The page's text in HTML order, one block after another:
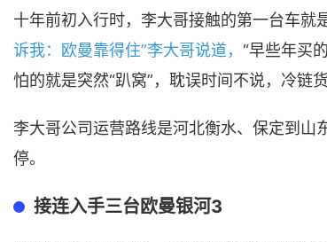
十年前初入行时，李大哥接触的第一台车
诉我：欧曼靠得住”李大哥说道， “早些年买
怕的就是突然“趴窝”，耽误时间不说，冷链
李大哥公司运营路线是河北衡水、保定到
停。
接连入手三台欧曼银河3